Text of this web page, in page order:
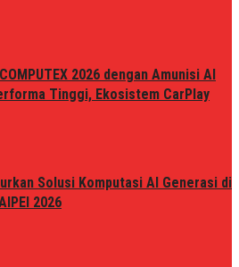
2026 dengan Amunisi AI
Tinggi, Ekosistem CarPlay
Solusi Komputasi AI Generasi di
2026